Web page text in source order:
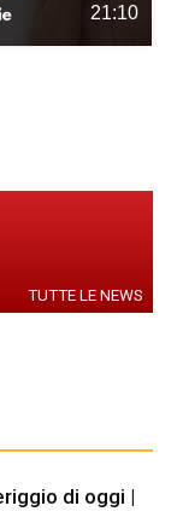
21:10
TUTTE LE NEWS
di oggi |